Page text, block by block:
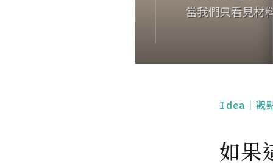
Idea｜觀
如果